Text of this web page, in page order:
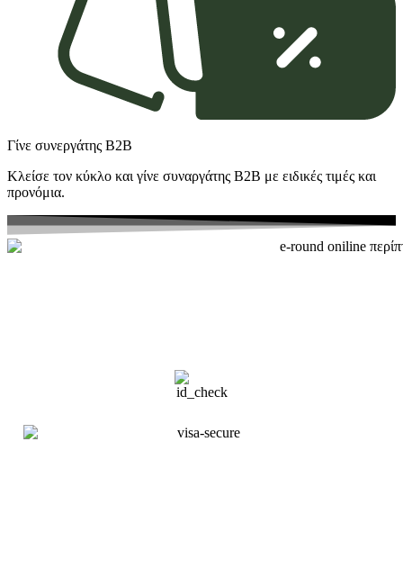
Γίνε συνεργάτης Β2Β
Κλείσε τον κύκλο και γίνε συναργάτης B2Β με ειδικές τιμές και
προνόμια.